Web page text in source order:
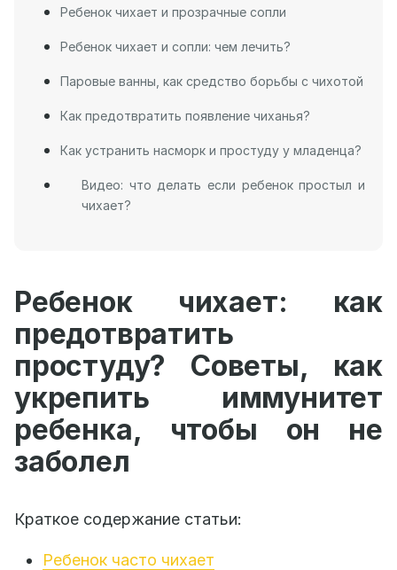
Ребенок чихает и прозрачные сопли
Ребенок чихает и сопли: чем лечить?
Паровые ванны, как средство борьбы с чихотой
Как предотвратить появление чиханья?
Как устранить насморк и простуду у младенца?
Видео: что делать если ребенок простыл и
чихает?
Ребенок чихает: как
предотвратить
простуду? Советы, как
укрепить иммунитет
ребенка, чтобы он не
заболел
Краткое содержание статьи:
Ребенок часто чихает